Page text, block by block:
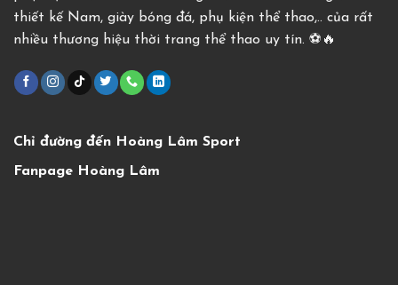
thiết kế Nam, giày bóng đá, phụ kiện thể thao,.. của rất
nhiều thương hiệu thời trang thể thao uy tín. ⚽️🔥
Chỉ đường đến Hoàng Lâm Sport
Fanpage Hoàng Lâm